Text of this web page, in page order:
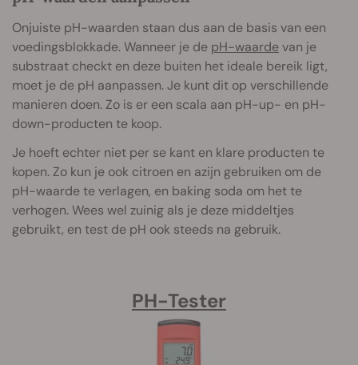
Onjuiste pH-waarden staan dus aan de basis van een
voedingsblokkade. Wanneer je de pH-waardevan je
substraat checkt en deze buiten het ideale bereik ligt,
moet je de pH aanpassen. Je kunt dit op verschillende
manieren doen. Zo is er een scala aan pH-up- en pH-
down-producten te koop.
Je hoeft echter niet per se kant en klare producten te
kopen. Zo kun je ook citroen en azijn gebruiken om de
pH-waarde te verlagen, en baking soda om het te
verhogen. Wees wel zuinig als je deze middeltjes
gebruikt, en test de pH ook steeds na gebruik.
PH-Tester